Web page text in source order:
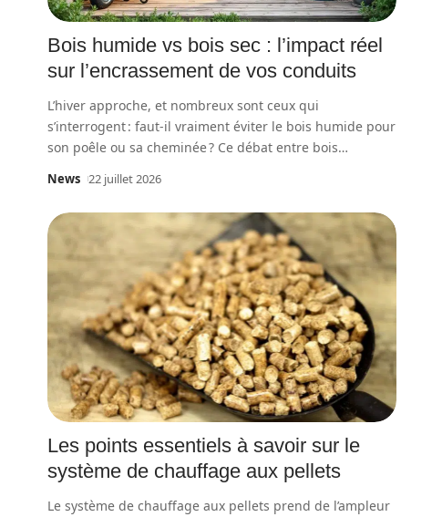
Bois humide vs bois sec : l’impact réel
sur l’encrassement de vos conduits
L’hiver approche, et nombreux sont ceux qui
s’interrogent : faut-il vraiment éviter le bois humide pour
son poêle ou sa cheminée ? Ce débat entre bois…
News 22 juillet 2026
Les points essentiels à savoir sur le
système de chauffage aux pellets
Le système de chauffage aux pellets prend de l’ampleur